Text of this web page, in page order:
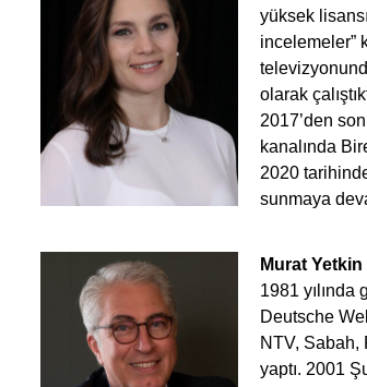
yüksek
incelemeler”
olarak
2017’den
kanalında
2020
sunmaya
Murat Yetkin
1981
Deutsche
NTV, Sabah,
yaptı. 2001